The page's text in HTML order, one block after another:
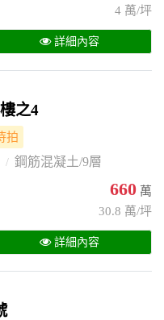
4 萬/坪
詳細內容
之4
拍
鋼筋混凝土/9層
660 萬
30.8 萬/坪
詳細內容